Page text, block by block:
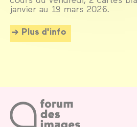
janvier au 19 mars 2026.
Plus d'info